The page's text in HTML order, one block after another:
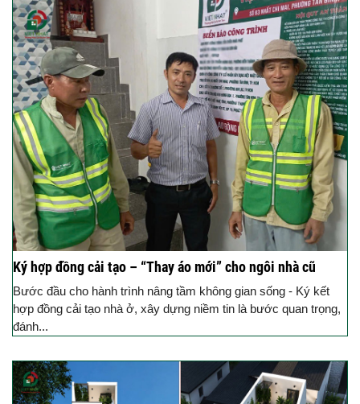
Ký hợp đồng cải tạo – “Thay áo mới” cho ngôi nhà cũ
Bước đầu cho hành trình nâng tầm không gian sống - Ký kết
hợp đồng cải tạo nhà ở, xây dựng niềm tin là bước quan trọng,
đánh...